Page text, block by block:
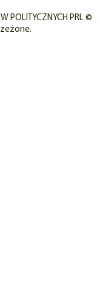
POLITYCZNYCH PRL ©